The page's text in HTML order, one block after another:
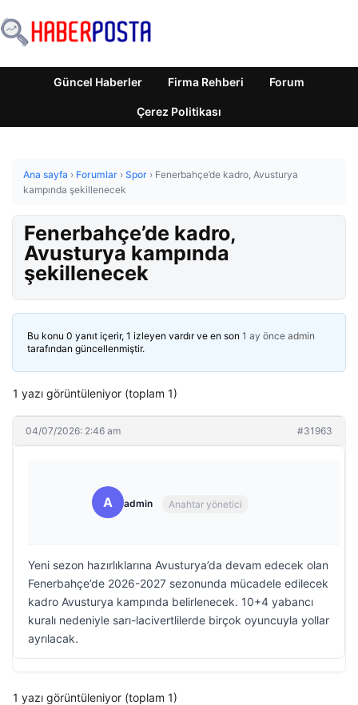
Güncel Haberler Firma Rehberi Forum
Çerez Politikası
Ana sayfa › Forumlar › Spor › Fenerbahçe’de kadro, Avusturya
kampında şekillenecek
Fenerbahçe’de kadro,
Avusturya kampında
şekillenecek
Bu konu 0 yanıt içerir, 1 izleyen vardır ve en son 1 ay önce admin
tarafından güncellenmiştir.
1 yazı görüntüleniyor (toplam 1)
04/07/2026: 2:46 am #31963
A admin Anahtar yönetici
Yeni sezon hazırlıklarına Avusturya’da devam edecek olan
Fenerbahçe’de 2026-2027 sezonunda mücadele edilecek
kadro Avusturya kampında belirlenecek. 10+4 yabancı
kuralı nedeniyle sarı-lacivertlilerde birçok oyuncuyla yollar
ayrılacak.
1 yazı görüntüleniyor (toplam 1)